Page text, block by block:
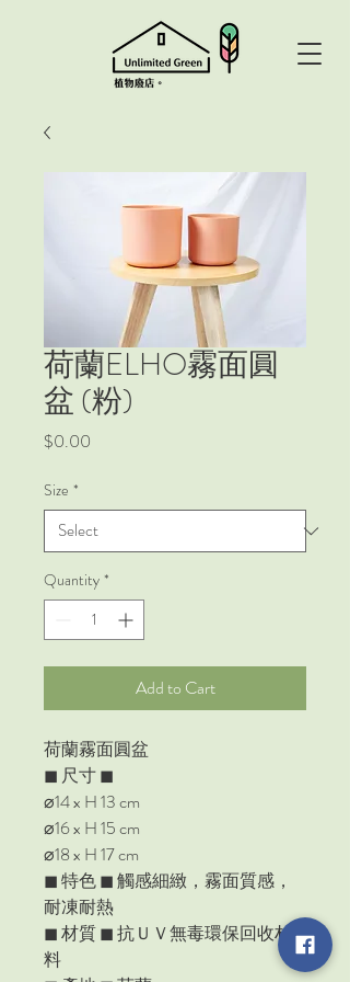
荷蘭ELHO霧面圓
盆 (粉)
$0.00
Size *
Quantity *
Add to Cart
荷蘭霧面圓盆
◼︎ 尺寸 ◼︎
⌀14 x H 13 cm
⌀16 x H 15 cm
⌀18 x H 17 cm
◼︎ 特色 ◼︎ 觸感細緻，霧面質感，
耐凍耐熱
◼︎ 材質 ◼︎ 抗ＵＶ無毒環保回收材
料